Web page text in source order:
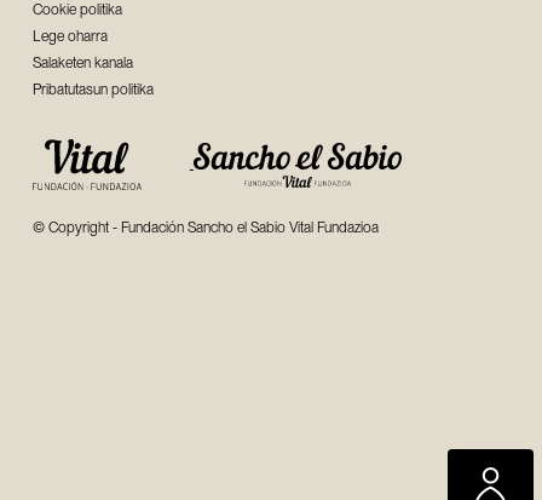
Cookie politika
Lege oharra
Salaketen kanala
Pribatutasun politika
© Copyright - Fundación Sancho el Sabio Vital Fundazioa